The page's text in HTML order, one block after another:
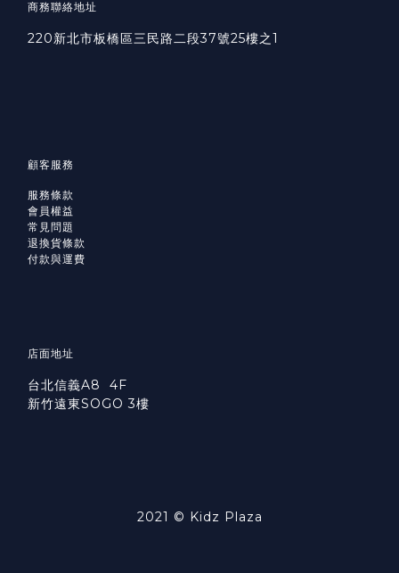
商務聯絡地址
220新北市板橋區三民路二段37號25樓之1
顧客服務
服務條款
會員權益
常見問題
退換貨條款
付款與運費
店面地址
台北信義A8 4F
新竹遠東SOGO 3樓
2021 © Kidz Plaza